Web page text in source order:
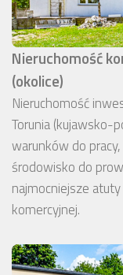
Nieruchomość
(okolice)
Nieruchomość
Torunia (kujawsko-
warunków do
środowisko do
najmocniejsze
komercyjnej.